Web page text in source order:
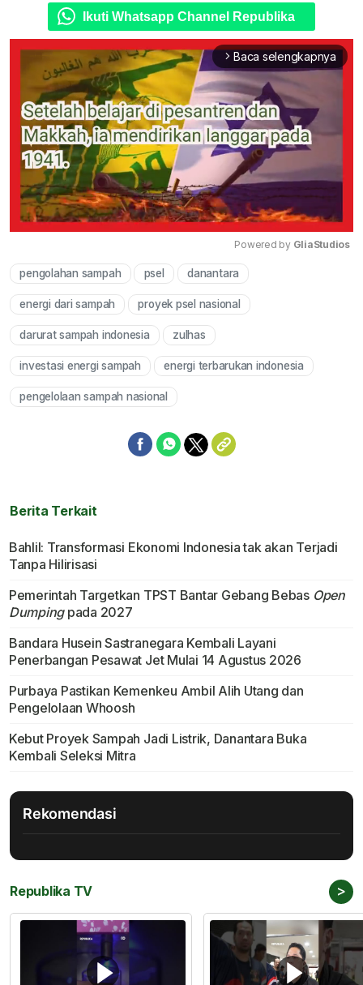
Ikuti Whatsapp Channel Republika
arrow_forward_ios Baca selengkapnya
Powered by GliaStudios
pengolahan sampah psel danantara
energi dari sampah proyek psel nasional
darurat sampah indonesia zulhas
investasi energi sampah energi terbarukan indonesia
pengelolaan sampah nasional
Berita Terkait
Bahlil: Transformasi Ekonomi Indonesia tak akan Terjadi
Tanpa Hilirisasi
Pemerintah Targetkan TPST Bantar Gebang Bebas Open
Dumpingpada 2027
Bandara Husein Sastranegara Kembali Layani
Penerbangan Pesawat Jet Mulai 14 Agustus 2026
Purbaya Pastikan Kemenkeu Ambil Alih Utang dan
Pengelolaan Whoosh
Kebut Proyek Sampah Jadi Listrik, Danantara Buka
Kembali Seleksi Mitra
Rekomendasi
Republika TV >